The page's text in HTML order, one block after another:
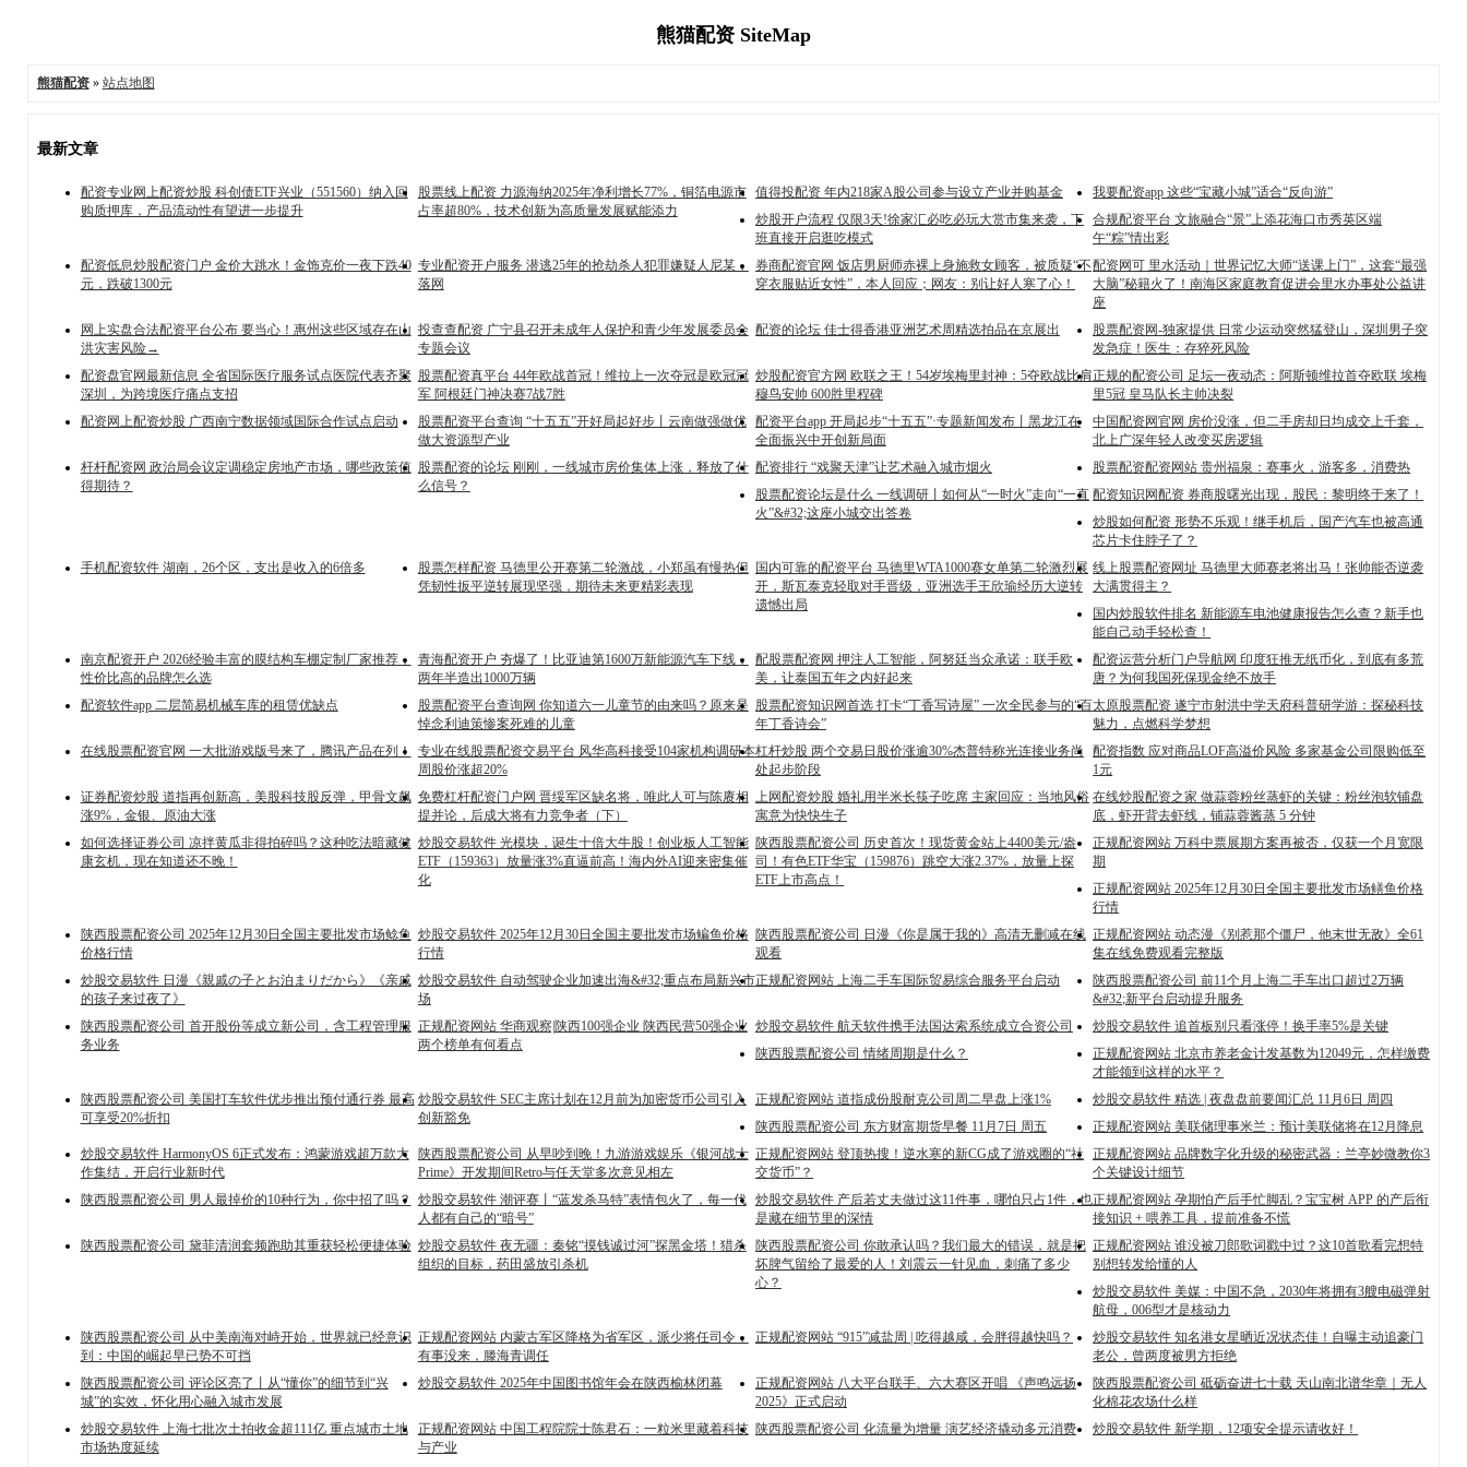
熊猫配资 SiteMap
熊猫配资» 站点地图
最新文章
配资专业网上配资炒股 科创债ETF兴业（551560）纳入回
购质押库，产品流动性有望进一步提升
股票线上配资 力源海纳2025年净利增长77%，铜箔电源市
占率超80%，技术创新为高质量发展赋能添力
值得投配资 年内218家A股公司参与设立产业并购基金
我要配资app 这些“宝藏小城”适合“反向游”
炒股开户流程 仅限3天!徐家汇必吃必玩大赏市集来袭，下
班直接开启逛吃模式
合规配资平台 文旅融合“景”上添花海口市秀英区端
午“粽”情出彩
配资低息炒股配资门户 金价大跳水！金饰克价一夜下跌40
元，跌破1300元
专业配资开户服务 潜逃25年的抢劫杀人犯罪嫌疑人尼某，
落网
券商配资官网 饭店男厨师赤裸上身施救女顾客，被质疑“不
穿衣服贴近女性”，本人回应；网友：别让好人寒了心！
配资网可 里水活动｜世界记忆大师“送课上门”，这套“最强
大脑”秘籍火了！南海区家庭教育促进会里水办事处公益讲
座
网上实盘合法配资平台公布 要当心！惠州这些区域存在山
洪灾害风险→
投查查配资 广宁县召开未成年人保护和青少年发展委员会
专题会议
配资的论坛 佳士得香港亚洲艺术周精选拍品在京展出
股票配资网-独家提供 日常少运动突然猛登山，深圳男子突
发急症！医生：存猝死风险
配资盘官网最新信息 全省国际医疗服务试点医院代表齐聚
深圳，为跨境医疗痛点支招
股票配资真平台 44年欧战首冠！维拉上一次夺冠是欧冠冠
军 阿根廷门神决赛7战7胜
炒股配资官方网 欧联之王！54岁埃梅里封神：5夺欧战比肩
穆鸟安帅 600胜里程碑
正规的配资公司 足坛一夜动态：阿斯顿维拉首夺欧联 埃梅
里5冠 皇马队长主帅决裂
配资网上配资炒股 广西南宁数据领域国际合作试点启动
股票配资平台查询 “十五五”开好局起好步丨云南做强做优
做大资源型产业
配资平台app 开局起步“十五五”·专题新闻发布丨黑龙江在
全面振兴中开创新局面
中国配资网官网 房价没涨，但二手房却日均成交上千套，
北上广深年轻人改变买房逻辑
杆杆配资网 政治局会议定调稳定房地产市场，哪些政策值
得期待？
股票配资的论坛 刚刚，一线城市房价集体上涨，释放了什
么信号？
配资排行 “戏聚天津”让艺术融入城市烟火
股票配资配资网站 贵州福泉：赛事火，游客多，消费热
股票配资论坛是什么 一线调研丨如何从“一时火”走向“一直
火”&#32;这座小城交出答卷
配资知识网配资 券商股曙光出现，股民：黎明终于来了！
炒股如何配资 形势不乐观！继手机后，国产汽车也被高通
芯片卡住脖子了？
手机配资软件 湖南，26个区，支出是收入的6倍多
股票怎样配资 马德里公开赛第二轮激战，小郑虽有慢热但
凭韧性扳平逆转展现坚强，期待未来更精彩表现
国内可靠的配资平台 马德里WTA1000赛女单第二轮激烈展
开，斯瓦泰克轻取对手晋级，亚洲选手王欣瑜经历大逆转
遗憾出局
线上股票配资网址 马德里大师赛老将出马！张帅能否逆袭
大满贯得主？
国内炒股软件排名 新能源车电池健康报告怎么查？新手也
能自己动手轻松查！
南京配资开户 2026经验丰富的膜结构车棚定制厂家推荐，
性价比高的品牌怎么选
青海配资开户 夯爆了！比亚迪第1600万新能源汽车下线，
两年半造出1000万辆
配股票配资网 押注人工智能，阿努廷当众承诺：联手欧
美，让泰国五年之内好起来
配资运营分析门户导航网 印度狂推无纸币化，到底有多荒
唐？为何我国死保现金绝不放手
配资软件app 二层简易机械车库的租赁优缺点
股票配资平台查询网 你知道六一儿童节的由来吗？原来是
悼念利迪策惨案死难的儿童
股票配资知识网首选 打卡“丁香写诗屋” 一次全民参与的“百
年丁香诗会”
太原股票配资 遂宁市射洪中学天府科普研学游：探秘科技
魅力，点燃科学梦想
在线股票配资官网 一大批游戏版号来了，腾讯产品在列！
专业在线股票配资交易平台 风华高科接受104家机构调研本
周股价涨超20%
杠杆炒股 两个交易日股价涨逾30%杰普特称光连接业务尚
处起步阶段
配资指数 应对商品LOF高溢价风险 多家基金公司限购低至
1元
证券配资炒股 道指再创新高，美股科技股反弹，甲骨文飙
涨9%，金银、原油大涨
免费杠杆配资门户网 晋绥军区缺名将，唯此人可与陈赓相
提并论，后成大将有力竞争者（下）
上网配资炒股 婚礼用半米长筷子吃席 主家回应：当地风俗
寓意为快快生子
在线炒股配资之家 做蒜蓉粉丝蒸虾的关键：粉丝泡软铺盘
底，虾开背去虾线，铺蒜蓉酱蒸 5 分钟
如何选择证券公司 凉拌黄瓜非得拍碎吗？这种吃法暗藏健
康玄机，现在知道还不晚！
炒股交易软件 光模块，诞生十倍大牛股！创业板人工智能
ETF（159363）放量涨3%直逼前高！海内外AI迎来密集催
化
陕西股票配资公司 历史首次！现货黄金站上4400美元/盎
司！有色ETF华宝（159876）跳空大涨2.37%，放量上探
ETF上市高点！
正规配资网站 万科中票展期方案再被否，仅获一个月宽限
期
正规配资网站 2025年12月30日全国主要批发市场鳝鱼价格
行情
陕西股票配资公司 2025年12月30日全国主要批发市场鲶鱼
价格行情
炒股交易软件 2025年12月30日全国主要批发市场鳊鱼价格
行情
陕西股票配资公司 日漫《你是属于我的》高清无删减在线
观看
正规配资网站 动态漫《别惹那个僵尸，他末世无敌》全61
集在线免费观看完整版
炒股交易软件 日漫《親戚の子とお泊まりだから》《亲戚
的孩子来过夜了》
炒股交易软件 自动驾驶企业加速出海&#32;重点布局新兴市
场
正规配资网站 上海二手车国际贸易综合服务平台启动
陕西股票配资公司 前11个月上海二手车出口超过2万辆
&#32;新平台启动提升服务
陕西股票配资公司 首开股份等成立新公司，含工程管理服
务业务
正规配资网站 华商观察|陕西100强企业 陕西民营50强企业
两个榜单有何看点
炒股交易软件 航天软件携手法国达索系统成立合资公司
炒股交易软件 追首板别只看涨停！换手率5%是关键
陕西股票配资公司 情绪周期是什么？
正规配资网站 北京市养老金计发基数为12049元，怎样缴费
才能领到这样的水平？
陕西股票配资公司 美国打车软件优步推出预付通行券 最高
可享受20%折扣
炒股交易软件 SEC主席计划在12月前为加密货币公司引入
创新豁免
正规配资网站 道指成份股耐克公司周二早盘上涨1%
炒股交易软件 精选 | 夜盘盘前要闻汇总 11月6日 周四
陕西股票配资公司 东方财富期货早餐 11月7日 周五
正规配资网站 美联储理事米兰：预计美联储将在12月降息
炒股交易软件 HarmonyOS 6正式发布：鸿蒙游戏超万款大
作集结，开启行业新时代
陕西股票配资公司 从早吵到晚！九游游戏娱乐《银河战士
Prime》开发期间Retro与任天堂多次意见相左
正规配资网站 登顶热搜！逆水寒的新CG成了游戏圈的“社
交货币”？
正规配资网站 品牌数字化升级的秘密武器：兰亭妙微教你3
个关键设计细节
陕西股票配资公司 男人最掉价的10种行为，你中招了吗？
炒股交易软件 潮评赛丨“蓝发杀马特”表情包火了，每一代
人都有自己的“暗号”
炒股交易软件 产后若丈夫做过这11件事，哪怕只占1件，也
是藏在细节里的深情
正规配资网站 孕期怕产后手忙脚乱？宝宝树 APP 的产后衔
接知识 + 喂养工具，提前准备不慌
陕西股票配资公司 黛菲清润套频跑助其重获轻松便捷体验 炒股交易软件 夜无疆：秦铭“摸钱诚过河”探黑金塔！猎杀
组织的目标，药田盛放引杀机
陕西股票配资公司 你敢承认吗？我们最大的错误，就是把
坏脾气留给了最爱的人！刘震云一针见血，刺痛了多少
心？
正规配资网站 谁没被刀郎歌词戳中过？这10首歌看完想特
别想转发给懂的人
炒股交易软件 美媒：中国不急，2030年将拥有3艘电磁弹射
航母，006型才是核动力
陕西股票配资公司 从中美南海对峙开始，世界就已经意识
到：中国的崛起早已势不可挡
正规配资网站 内蒙古军区降格为省军区，派少将任司令，
有事没来，滕海青调任
正规配资网站 “915”减盐周 | 吃得越咸，会胖得越快吗？
炒股交易软件 知名港女星晒近况状态佳！自曝主动追豪门
老公，曾两度被男方拒绝
陕西股票配资公司 评论区亮了丨从“懂你”的细节到“兴
城”的实效，怀化用心融入城市发展
炒股交易软件 2025年中国图书馆年会在陕西榆林闭幕
正规配资网站 八大平台联手、六大赛区开唱 《声鸣远扬
2025》正式启动
陕西股票配资公司 砥砺奋进七十载 天山南北谱华章｜无人
化棉花农场什么样
炒股交易软件 上海七批次土拍收金超111亿 重点城市土地
市场热度延续
正规配资网站 中国工程院院士陈君石：一粒米里藏着科技
与产业
陕西股票配资公司 化流量为增量 演艺经济撬动多元消费 炒股交易软件 新学期，12项安全提示请收好！